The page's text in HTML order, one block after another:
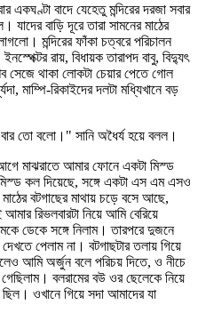
একঘণ্টা বাদে যেহেতু মন্দিরের দরজা সবার
বাড়ি দূরে তারা সামনের মাঠের
মন্দিরের ফাঁকা চত্বরে পরিচালন
রায়, বিধায়ক তারাপদ বাবু, বিদ্যুৎ
সেজে থাকা লোকটা চেয়ার পেতে গোল
মাম্পি-রিকাইদের দলটা মধ্যিখানে বড়
তো বলো।" সানি অধৈর্য হয়ে বলল।
মাঝরাতে আমার ফোনে একটা মিস্ড
কল দিয়েছে, সঙ্গে একটা এস এম এসও
বটগাছের মাথায় চড়ে বসে আছে,
রিভলবারটা নিয়ে আমি বেরিয়ে
ডেকে সঙ্গে নিলাম। তারপরে দুজনে
পেলাম না। বটগাছটার তলায় গিয়ে
আমি অর্জুন বলে পরিচয় দিতে, ও নীচে
বলরামের বউ ওর ছেলেকে নিয়ে
ওখানে গিয়ে সদা আমাদের যা